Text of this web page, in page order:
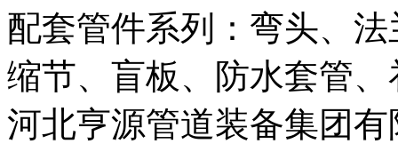
配套管件系列：弯头、
缩节、盲板、防水套管
河北亨源管道装备集团